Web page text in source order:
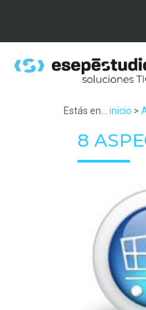
Estás en... inicio >
8